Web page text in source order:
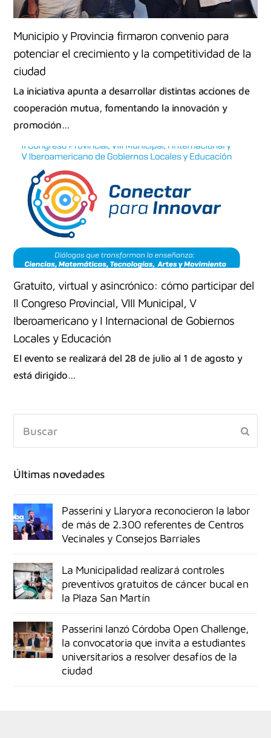
Municipio y Provincia firmaron convenio para
potenciar el crecimiento y la competitividad de la
ciudad
La iniciativa apunta a desarrollar distintas acciones de
cooperación mutua, fomentando la innovación y
promoción…
Gratuito, virtual y asincrónico: cómo participar del
II Congreso Provincial, VIII Municipal, V
Iberoamericano y I Internacional de Gobiernos
Locales y Educación
El evento se realizará del 28 de julio al 1 de agosto y
está dirigido…
Últimas novedades
Passerini y Llaryora reconocieron la labor
de más de 2.300 referentes de Centros
Vecinales y Consejos Barriales
La Municipalidad realizará controles
preventivos gratuitos de cáncer bucal en
la Plaza San Martín
Passerini lanzó Córdoba Open Challenge,
la convocatoria que invita a estudiantes
universitarios a resolver desafíos de la
ciudad